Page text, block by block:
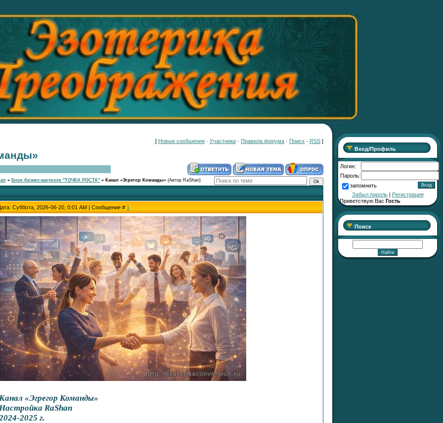
[ Новые сообщения · Участники · Правила форума · Поиск · RSS ]
» Блок бизнес-настроек "ТОЧКА РОСТА" » Канал «Эгрегор Команды» (Автор RaShan)
Суббота, 2026-06-20, 0:01 AM | Сообщение # 1
«Эгрегор Команды»
RaShan
2025 г.
Вход/Профиль
Логин:
Пароль:
запомнить
Забыл пароль| Регистрация
Приветствую Вас Гость
Поиск